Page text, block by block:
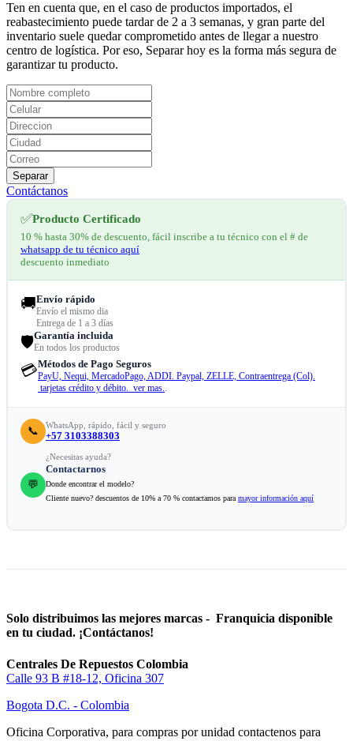
Ten en cuenta que, en el caso de productos importados, el
reabastecimiento puede tardar de 2 a 3 semanas, y gran parte del
inventario suele quedar comprometido antes de llegar a nuestro
centro de logística. Por eso, Separar hoy es la forma más segura de
garantizar tu producto.
Separar
Contáctanos
✅Producto Certificado
10 % hasta 30% de descuento, fácil inscribe a tu técnico con el # de
whatsapp de tu técnico aquí
descuento inmediato
🚚Envío rápido
Envío el mismo dia
Entrega de 1 a 3 días
🛡️Garantía incluida
En todos los productos
💳Métodos de Pago Seguros
PayU, Nequi, MercadoPago, ADDI. Paypal, ZELLE, Contraentrega (Col).
tarjetas crédito y débito. ver mas..
📞 WhatsApp, rápido, fácil y seguro
+57 3103388303
💬
¿Necesitas ayuda?
Contactarnos
Donde encontrar el modelo?
Cliente nuevo? descuentos de 10% a 70 % contactamos para mayor información aquí
Solo distribuimos las mejores marcas - Franquicia disponible
en tu ciudad. ¡Contáctanos!
Centrales De Repuestos Colombia
Calle 93 B #18-12, Oficina 307
Bogota D.C. - Colombia
Oficina Corporativa, para compras por unidad contactenos para